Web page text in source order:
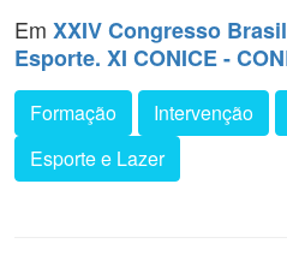
Em XXIV Congresso
Esporte. XI CONICE -
Formação Intervenção
Esporte e Lazer